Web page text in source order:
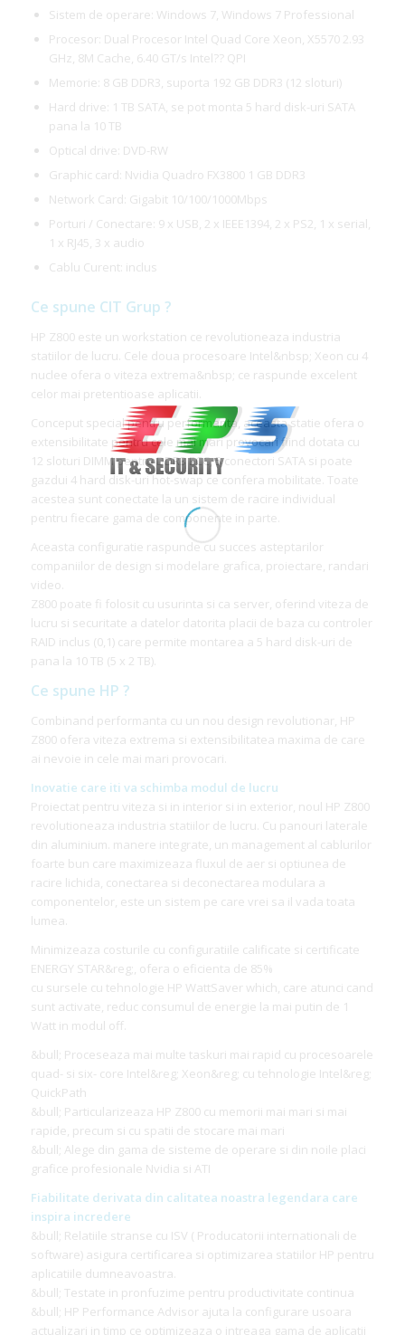
Sistem de operare: Windows 7, Windows 7 Professional
Procesor: Dual Procesor Intel Quad Core Xeon, X5570 2.93
GHz, 8M Cache, 6.40 GT/s Intel?? QPI
Memorie: 8 GB DDR3, suporta 192 GB DDR3 (12 sloturi)
Hard drive: 1 TB SATA, se pot monta 5 hard disk-uri SATA
pana la 10 TB
Optical drive: DVD-RW
Graphic card: Nvidia Quadro FX3800 1 GB DDR3
Network Card: Gigabit 10/100/1000Mbps
Porturi / Conectare: 9 x USB, 2 x IEEE1394, 2 x PS2, 1 x serial,
1 x RJ45, 3 x audio
Cablu Curent: inclus
Ce spune CIT Grup ?
HP Z800 este un workstation ce revolutioneaza industria
statiilor de lucru. Cele doua procesoare Intel&nbsp; Xeon cu 4
nuclee ofera o viteza extrema&nbsp; ce raspunde excelent
celor mai pretentioase aplicatii.
Conceput special pentru performanta, aceasta statie ofera o
extensibilitate pentru cele mai mari provocari fiind dotata cu
12 sloturi DIMM pentru DDR3 ECC, 5 conectori SATA si poate
gazdui 4 hard disk-uri hot-swap ce confera mobilitate. Toate
acestea sunt conectate la un sistem de racire individual
pentru fiecare gama de componente in parte.
Aceasta configuratie raspunde cu succes asteptarilor
companiilor de design si modelare grafica, proiectare, randari
video.
Z800 poate fi folosit cu usurinta si ca server, oferind viteza de
lucru si securitate a datelor datorita placii de baza cu controler
RAID inclus (0,1) care permite montarea a 5 hard disk-uri de
pana la 10 TB (5 x 2 TB).
Ce spune HP ?
Combinand performanta cu un nou design revolutionar, HP
Z800 ofera viteza extrema si extensibilitatea maxima de care
ai nevoie in cele mai mari provocari.
Inovatie care iti va schimba modul de lucru
Proiectat pentru viteza si in interior si in exterior, noul HP Z800
revolutioneaza industria statiilor de lucru. Cu panouri laterale
din aluminium. manere integrate, un management al cablurilor
foarte bun care maximizeaza fluxul de aer si optiunea de
racire lichida, conectarea si deconectarea modulara a
componentelor, este un sistem pe care vrei sa il vada toata
lumea.
Minimizeaza costurile cu configuratiile calificate si certificate
ENERGY STAR&reg;, ofera o eficienta de 85%
cu sursele cu tehnologie HP WattSaver which, care atunci cand
sunt activate, reduc consumul de energie la mai putin de 1
Watt in modul off.
&bull; Proceseaza mai multe taskuri mai rapid cu procesoarele
quad- si six- core Intel&reg; Xeon&reg; cu tehnologie Intel&reg;
QuickPath
&bull; Particularizeaza HP Z800 cu memorii mai mari si mai
rapide, precum si cu spatii de stocare mai mari
&bull; Alege din gama de sisteme de operare si din noile placi
grafice profesionale Nvidia si ATI
Fiabilitate derivata din calitatea noastra legendara care
inspira incredere
&bull; Relatiile stranse cu ISV ( Producatorii internationali de
software) asigura certificarea si optimizarea statiilor HP pentru
aplicatiile dumneavoastra.
&bull; Testate in pronfuzime pentru productivitate continua
&bull; HP Performance Advisor ajuta la configurare usoara
actualizari in timp ce optimizeaza o intreaga gama de aplicatii